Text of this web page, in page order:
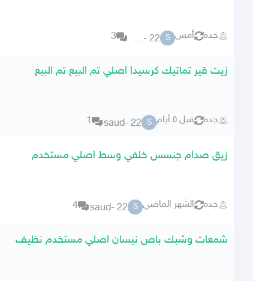
جده أمس S
saud- 22
3
زيت قير تماتيك كرسيدا اصلي تم البيع تم البيع
جده قبل ٥ أيام S
saud- 22
1
زيق صدام جنسس خلفي وسط اصلي مستخدم
جده الشهر الماضي S
saud- 22
4
شمعات وشبك باص نيسان اصلي مستخدم نظيف